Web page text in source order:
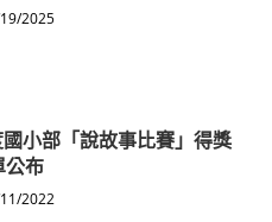
2025
小部「說故事比賽」得獎
公布
2022